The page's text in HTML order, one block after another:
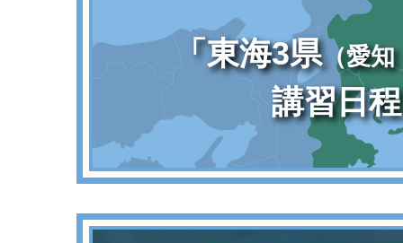
「東海3県（愛知
講習日